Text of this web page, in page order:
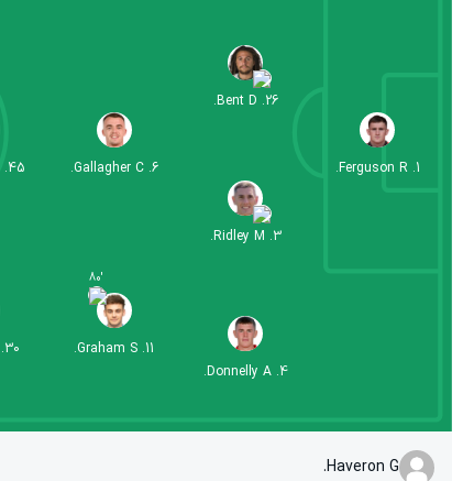
1
.
Ferguson R.
4
.
Donnelly A.
3
.
Ridley M.
26
.
Bent D.
11
.
Graham S.
80'
6
.
Gallagher C.
30
.
45
.
Haveron G.